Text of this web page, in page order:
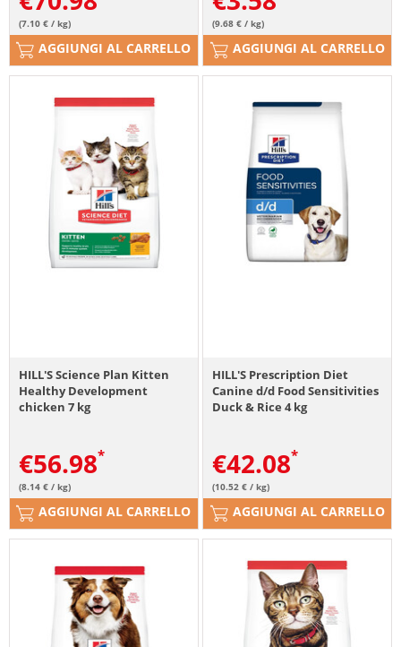
(7.10 € / kg)
AGGIUNGI AL CARRELLO
(9.68 € / kg)
AGGIUNGI AL CARRELLO
HILL'S Science Plan Kitten
Healthy Development
chicken 7 kg
€56.98
(8.14 € / kg)
AGGIUNGI AL CARRELLO
HILL'S Prescription Diet
Canine d/d Food Sensitivities
Duck & Rice 4 kg
€42.08
(10.52 € / kg)
AGGIUNGI AL CARRELLO